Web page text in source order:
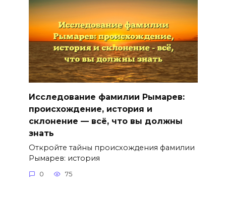
Исследование фамилии Рымарев:
происхождение, история и
склонение — всё, что вы должны
знать
Откройте тайны происхождения фамилии
Рымарев: история
0 75